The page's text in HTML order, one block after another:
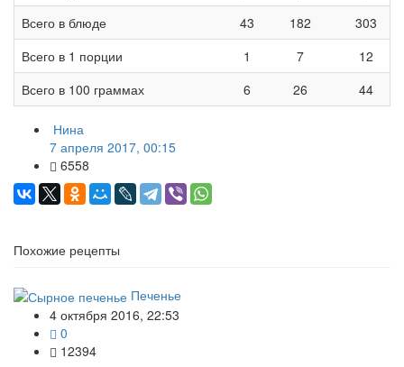
Всего в блюде
43 182
303
Всего в 1 порции
1 7
12
Всего в 100 граммах
6 26 44
Нина
7 апреля 2017, 00:15
6558
Похожие рецепты
Печенье
4 октября 2016, 22:53
0
12394